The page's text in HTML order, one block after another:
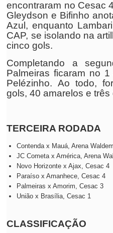
encontraram no Cesac
Gleydson e Bifinho
Azul, enquanto
CAP, se isolando na
cinco gols.
Completando a
Palmeiras ficaram no
Pelézinho. Ao todo,
gols, 40 amarelos e
TERCEIRA RODADA
Contenda x Mauá, Arena
JC Cometa x América, Arena
Novo Horizonte x Ajax, Cesac 4
Paraíso x Amanhece, Cesac 4
Palmeiras x Amorim, Cesac 3
União x Brasília, Cesac 1
CLASSIFICAÇÃO